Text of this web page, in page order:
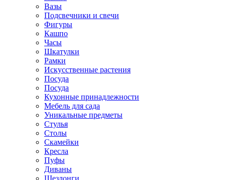
Вазы
Подсвечники и свечи
Фигуры
Кашпо
Часы
Шкатулки
Рамки
Искусственные растения
Посуда
Посуда
Кухонные принадлежности
Мебель для сада
Уникальные предметы
Стулья
Столы
Скамейки
Кресла
Пуфы
Диваны
Шезлонги